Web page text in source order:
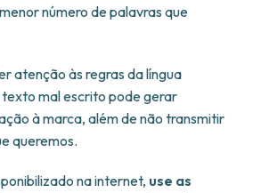
número de palavras que
atenção às regras da língua
mal escrito pode gerar
à marca, além de não transmitir
queremos.
na internet, use as